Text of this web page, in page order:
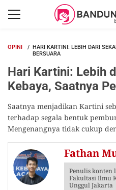
OPINI
HARI KARTINI: LEBIH DARI
BERSUARA
Hari Kartini: Lebih
Kebaya, Saatnya
Saatnya menjadikan Kartini
terhadap segala bentuk
Mengenangnya tidak cukup
Fathan
Penulis konten
Fakultasi Ilmu
Unggul Jakarta